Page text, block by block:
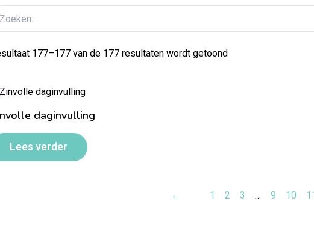
177–177 van de 177 resultaten wordt getoond
daginvulling
Lees verder
← 1 2 3 … 9 10